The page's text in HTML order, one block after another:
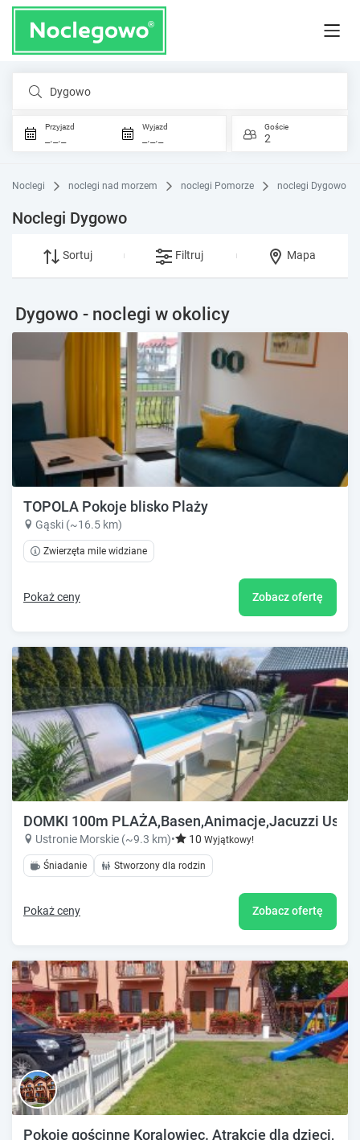
Dygowo
Przyjazd
_._._
Wyjazd
_._._
Goście
2
Noclegi noclegi nad morzem noclegi Pomorze noclegi Dygowo
Noclegi Dygowo
Sortuj Filtruj Mapa
Dygowo - noclegi w okolicy
TOPOLA Pokoje blisko Plaży
Gąski (~16.5 km)
Zwierzęta mile widziane
Pokaż ceny Zobacz ofertę
DOMKI 100m PLAŻA,Basen,Animacje,Jacuzzi
Ustronie Morskie (~9.3 km)• 10 Wyjątkowy!
Śniadanie Stworzony dla rodzin
Pokaż ceny Zobacz ofertę
Pokoje gościnne Koralowiec. Atrakcje dla dzieci,